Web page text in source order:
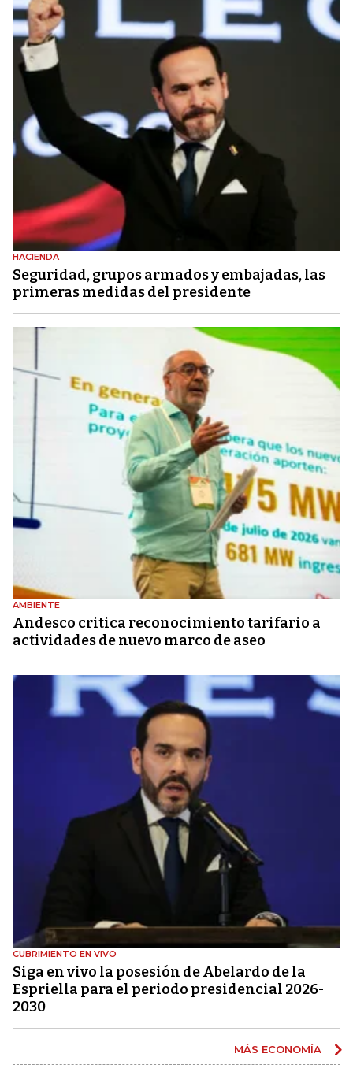
HACIENDA
Seguridad, grupos armados y embajadas, las
primeras medidas del presidente
AMBIENTE
Andesco critica reconocimiento tarifario a
actividades de nuevo marco de aseo
CUBRIMIENTO EN VIVO
Siga en vivo la posesión de Abelardo de la
Espriella para el periodo presidencial 2026-
2030
MÁS ECONOMÍA